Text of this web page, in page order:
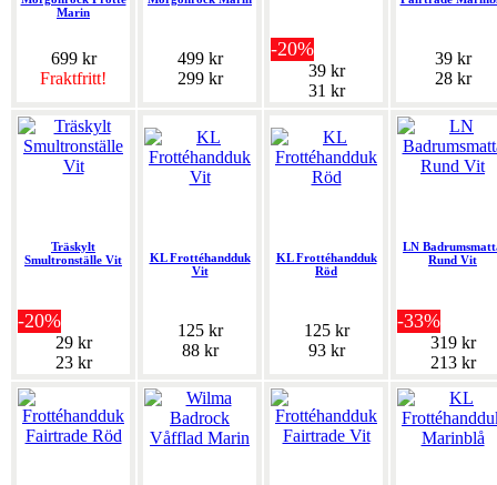
Marin
699 kr
Fraktfritt!
499 kr
299 kr
-20%
39 kr
31 kr
39 kr
28 kr
Träskylt
Smultronställe Vit
-20%
29 kr
23 kr
KL Frottéhandduk
Vit
125 kr
88 kr
KL Frottéhandduk
Röd
125 kr
93 kr
LN
Rund Vit
-33%
319 kr
213 kr